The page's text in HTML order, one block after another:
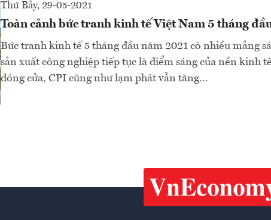
Thứ Bảy, 29-05-2021
Toàn cảnh bức tranh kinh tế Việt Nam 5 tháng
Bức tranh kinh tế 5 tháng đầu năm 2021 có nhiều mảng
sản xuất công nghiệp tiếp tục là điểm sáng của nền kinh
đóng cửa, CPI cũng như lạm phát vẫn tăng...